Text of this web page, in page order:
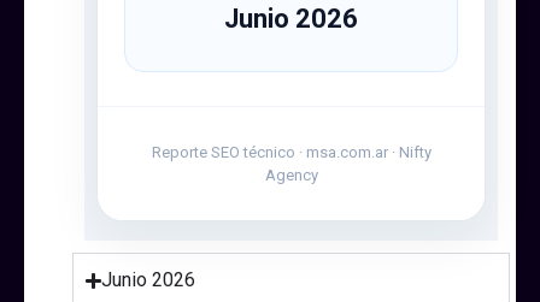
Junio 2026
Reporte SEO técnico · msa.com.ar · Nifty
Agency
Junio 2026